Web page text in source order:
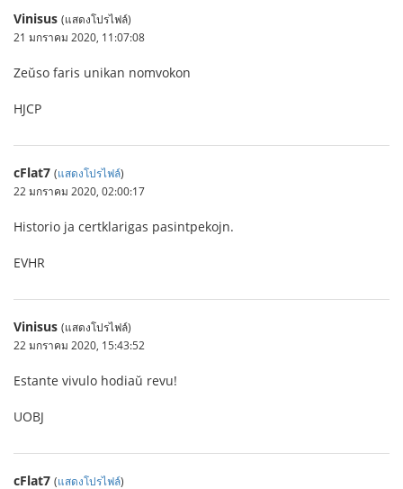
Vinisus (แสดงโปรไฟล์)
21 มกราคม 2020, 11:07:08
Zeŭso faris unikan nomvokon
HJCP
cFlat7 (แสดงโปรไฟล์)
22 มกราคม 2020, 02:00:17
Historio ja certklarigas pasintpekojn.
EVHR
Vinisus (แสดงโปรไฟล์)
22 มกราคม 2020, 15:43:52
Estante vivulo hodiaŭ revu!
UOBJ
cFlat7 (แสดงโปรไฟล์)